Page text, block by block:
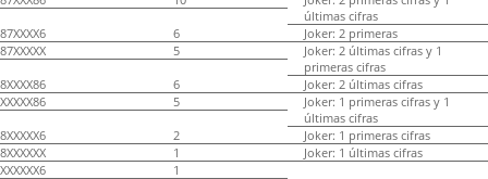
últimas cifras
87XXXX6
6
Joker: 2 primeras
87XXXXX
5
Joker: 2 últimas cifras y 1
primeras cifras
8XXXX86
6
Joker: 2 últimas cifras
XXXXX86
5
Joker: 1 primeras cifras y 1
últimas cifras
8XXXXX6
2
Joker: 1 primeras cifras
8XXXXXX
1
Joker: 1 últimas cifras
XXXXXX6
1